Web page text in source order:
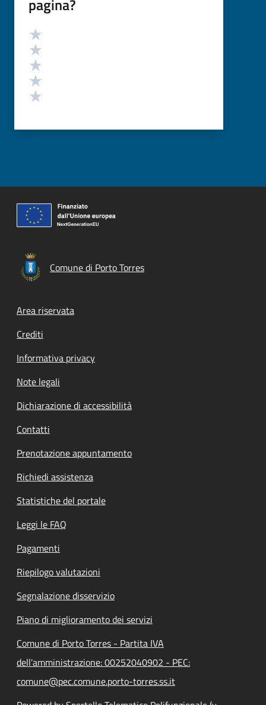
pagina?
Valutazione
Comune di Porto Torres
Footer menu
Area riservata
Crediti
Informativa privacy
Note legali
Dichiarazione di accessibilità
Contatti
Prenotazione appuntamento
Richiedi assistenza
Statistiche del portale
Leggi le FAQ
Pagamenti
Riepilogo valutazioni
Segnalazione disservizio
Piano di miglioramento dei servizi
Comune di Porto Torres - Partita IVA
dell'amministrazione: 00252040902 - PEC:
comune@pec.comune.porto-torres.ss.it